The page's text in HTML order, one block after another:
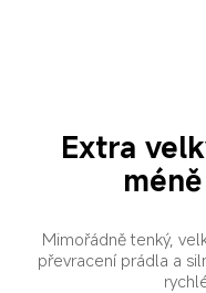
Extra
Mimořádně tenký,
převracení prádla a